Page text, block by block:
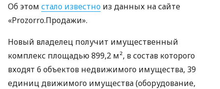
Об этом стало известно из данных на сайте
«Prozorro.Продажи».
Новый владелец получит имущественный
комплекс площадью 899,2 м², в состав которого
входят 6 объектов недвижимого имущества, 39
единиц движимого имущества (оборудование,